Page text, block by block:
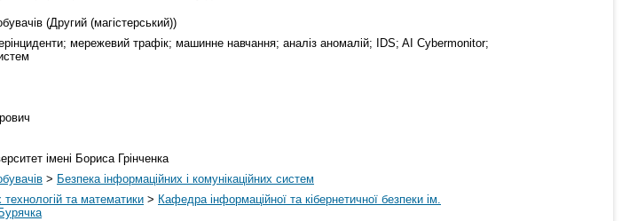
(Другий (магістерський))
мережевий трафік; машинне навчання; аналіз аномалій; IDS; AI Cybermonitor;
імені Бориса Грінченка
> Безпека інформаційних і комунікаційних систем
та математики > Кафедра інформаційної та кібернетичної безпеки ім.